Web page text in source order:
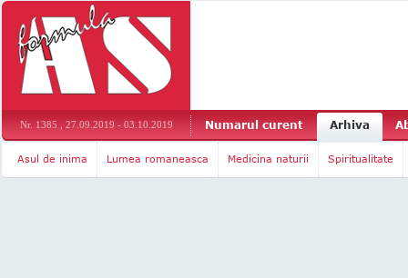
Nr. 1385 , 27.09.2019 - 03.10.2019 Numarul curent Arhiva
Asul de inima Lumea romaneasca Medicina naturii Spiritualitate